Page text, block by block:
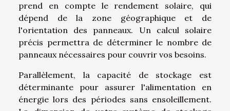
prend en compte le rendement solaire, qui
dépend de la zone géographique et de
l'orientation des panneaux. Un calcul solaire
précis permettra de déterminer le nombre de
panneaux nécessaires pour couvrir vos besoins.
Parallèlement, la capacité de stockage est
déterminante pour assurer l'alimentation en
énergie lors des périodes sans ensoleillement.